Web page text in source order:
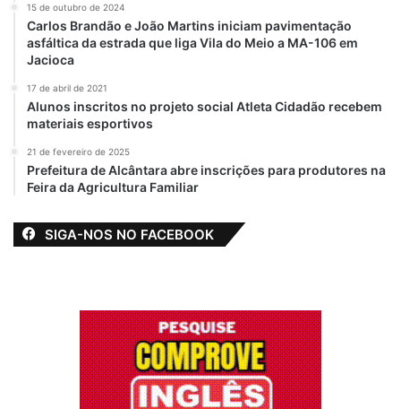
15 de outubro de 2024
Carlos Brandão e João Martins iniciam pavimentação
asfáltica da estrada que liga Vila do Meio a MA-106 em
Jacioca
17 de abril de 2021
Alunos inscritos no projeto social Atleta Cidadão recebem
materiais esportivos
21 de fevereiro de 2025
Prefeitura de Alcântara abre inscrições para produtores na
Feira da Agricultura Familiar
SIGA-NOS NO FACEBOOK